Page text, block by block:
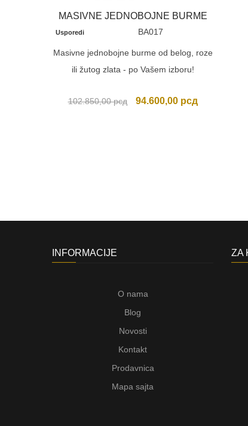
MASIVNE JEDNOBOJNE BURME
Usporedi BA017
Masivne jednobojne burme od belog, roze
ili žutog zlata - po Vašem izboru!
102.850,00рсд
Originalna
94.600,00 рсдTrenutna
INFORMACIJE
O nama
Blog
Novosti
Kontakt
Prodavnica
Mapa sajta
ZA